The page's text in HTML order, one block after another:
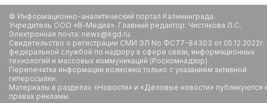
© Информационно-аналитический портал Калининграда.
Учредитель ООО «В-Медиа». Главный редактор: Чистякова Л.С.
Электронная почта: news@kgd.ru.
Свидетельство о регистрации СМИ ЭЛ No ФС77-84303 от
федеральной службой по надзору в сфере связи, информационных
технологий и массовых коммуникаций (Роскомнадзор).
Перепечатка информации возможна только с указанием активной
гиперссылки.
Материалы в разделах «Новости» и «Деловые новости» публикуются
правах рекламы.